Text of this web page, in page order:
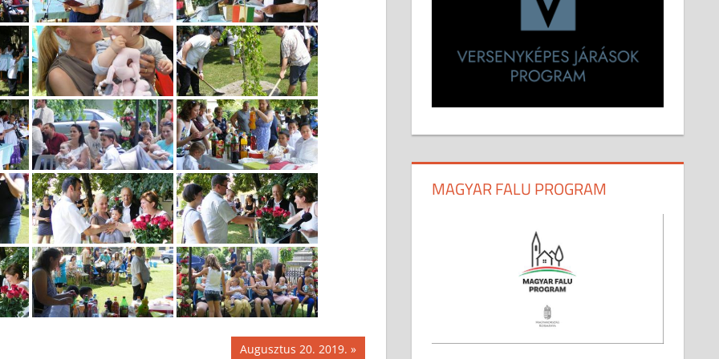
Next
Augusztus 20. 2019.
MAGYAR FALU PROGRAM